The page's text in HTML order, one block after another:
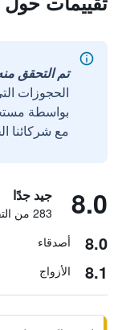
تم التحقق منه
الحجوزات
مع شركائنا
8.0 جيد جدًا
283 من التقييمات تم التحقق منها
8.0 أصدقاء
8.1 الأزواج